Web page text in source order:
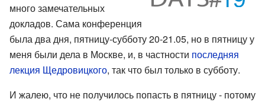
много замечательных
докладов. Сама конференция
была два дня, пятницу-субботу 20-21.05, но в пятницу у
меня были дела в Москве, и, в частности последняя
лекция Щедровицкого, так что был только в субботу.
И жалею, что не получилось попасть в пятницу - потому